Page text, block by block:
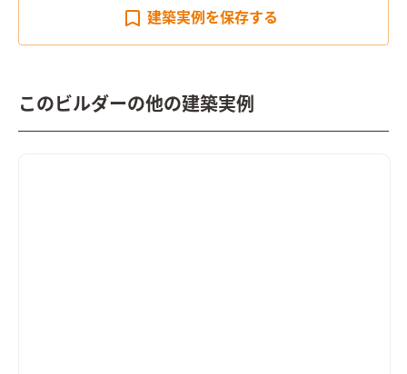
建築実例を保存する
このビルダーの他の建築実例